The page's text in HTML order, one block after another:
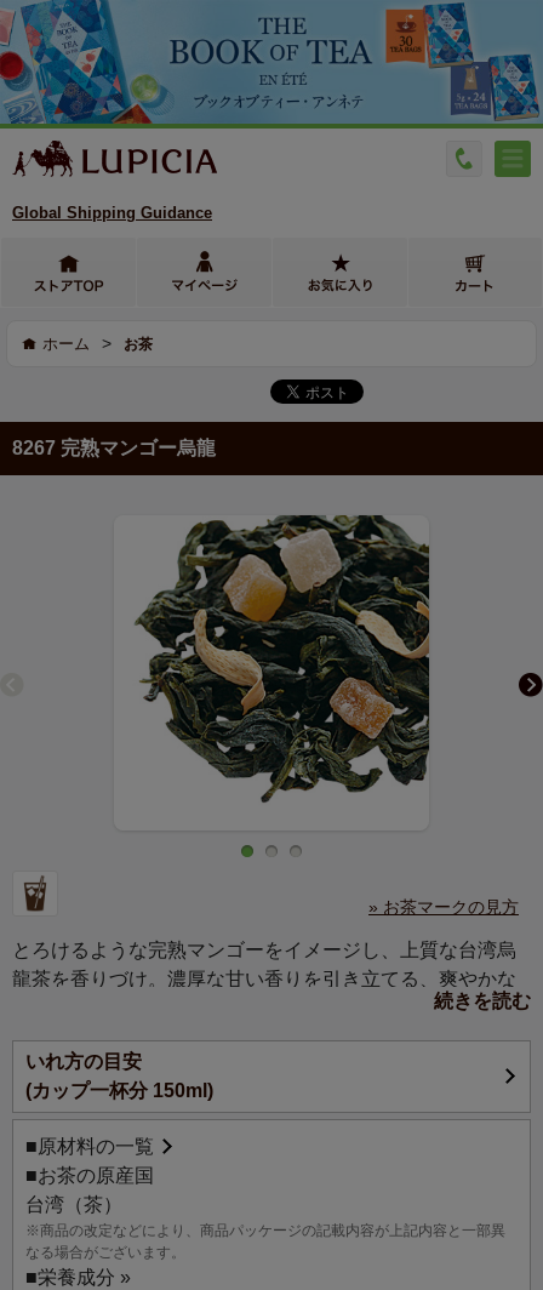
Global Shipping Guidance
ホーム > お茶
8267 完熟マンゴー烏龍
» お茶マークの見方
とろけるような完熟マンゴーをイメージし、上質な台湾烏
龍茶を香りづけ。濃厚な甘い香りを引き立てる、爽やかな
上質な台湾烏龍茶に、宮崎マンゴーなどに代表される、マ
ンゴーの中でも特にとろけるような食感と濃厚な甘みが特
徴のアップルマンゴータイプをイメージして香りづけしま
した。
りんごのように皮が赤くなり、その色に艶が出て甘い香り
がするようになった「まさに今が食べごろ」の完熟マンゴ
ーの香りを追求した、本格的な香りが魅力のフレーバード
ティーです。果実にも負けない、口の中に広がるトロピカ
ルな風味をお楽しみください。
続きを読む
いれ方の目安
(カップ一杯分 150ml)
■原材料の一覧
■お茶の原産国
台湾（茶）
※商品の改定などにより、商品パッケージの記載内容が上記内容と一部異
なる場合がございます。
■栄養成分 »